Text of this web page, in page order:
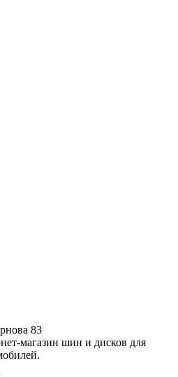
83
магазин шин и дисков для